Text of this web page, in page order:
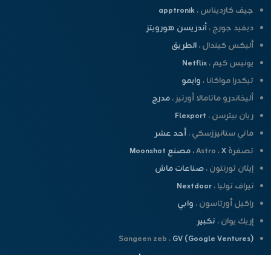
جيف كارديناس ،apptronik
ديفيد جورج ،أندريسن هورويتز
أليكس كيندال ،الطريق
يونيس كيم ،Netflix
تيكدرا مواكانا ، وايمو
أليخاندرو ماتامالا أورتيز ،مدرج
ريان بيترسن ، Flexport
ماتي ستانيززسكي ،أحد عشر
تصفرة Astro ،X ، مصنع Moonshot
إيثان ثورنتون ،صناعات ماش
نيراف توليا ،Nextdoor
راكيل أورتاسون ، وابي
إريك يوان ،تكبير
Sangeen zeb ،GV (Google Ventures)